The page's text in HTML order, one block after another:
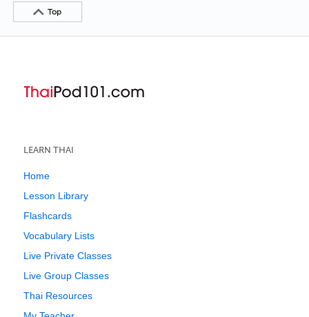
Top
LEARN THAI
Home
Lesson Library
Flashcards
Vocabulary Lists
Live Private Classes
Live Group Classes
Thai Resources